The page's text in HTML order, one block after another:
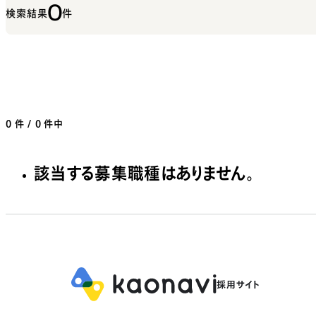
検索結果0件
0 件 / 0 件中
該当する募集職種はありません。